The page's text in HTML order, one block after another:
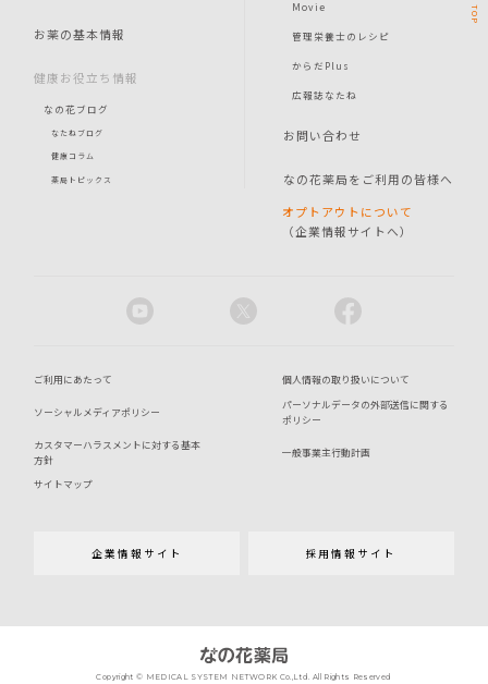
お薬の基本情報
健康お役立ち情報
なの花ブログ
なたねブログ
健康コラム
薬局トピックス
Movie
管理栄養士のレシピ
からだPlus
広報誌なたね
お問い合わせ
なの花薬局をご利用の皆様へ
オプトアウトについて
（企業情報サイトへ）
企業情報サイト 採用情報サイト
ご利用にあたって 個人情報の取り扱いについて
ソーシャルメディアポリシー
パーソナルデータの外部送信に関する
ポリシー
カスタマーハラスメントに対する基本
方針
一般事業主行動計画
サイトマップ
TOP
Copyright © MEDICAL SYSTEM NETWORK Co.,Ltd. All Rights Reserved